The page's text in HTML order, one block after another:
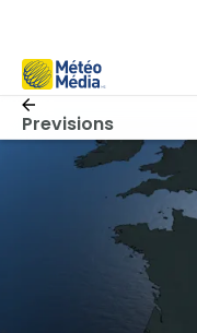
Previsions